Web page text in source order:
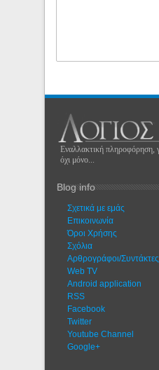
Εναλλακτική πληροφόρηση,
όχι μόνο...
Blog info
Σχετικά με εμάς
Eπικοινωνία
Όροι Χρήσης
Σχόλια
Αρθρογράφοι/Συντάκτες
Web TV
Android application
RSS
Facebook
Twitter
Youtube Channel
Google+